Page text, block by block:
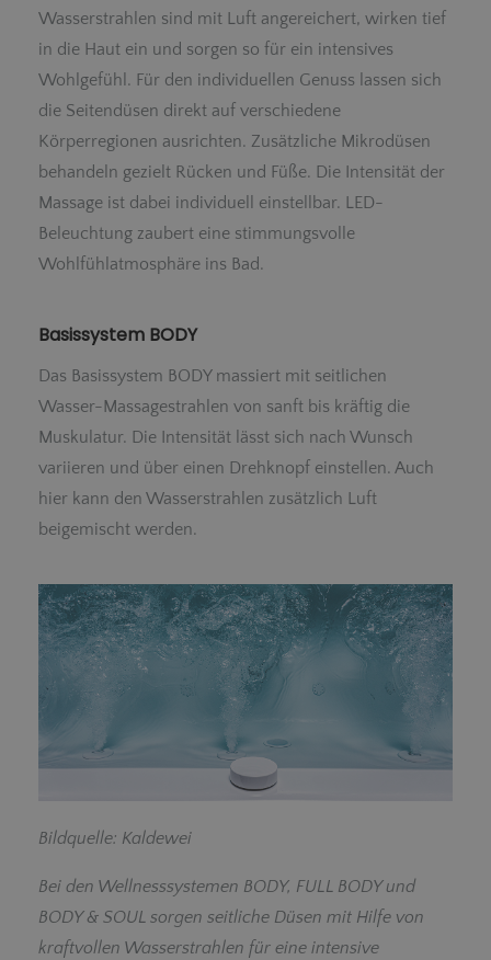
Wasserstrahlen sind mit Luft angereichert, wirken tief
in die Haut ein und sorgen so für ein intensives
Wohlgefühl. Für den individuellen Genuss lassen sich
die Seitendüsen direkt auf verschiedene
Körperregionen ausrichten. Zusätzliche Mikrodüsen
behandeln gezielt Rücken und Füße. Die Intensität der
Massage ist dabei individuell einstellbar. LED-
Beleuchtung zaubert eine stimmungsvolle
Wohlfühlatmosphäre ins Bad.
Basissystem BODY
Das Basissystem BODY massiert mit seitlichen
Wasser-Massagestrahlen von sanft bis kräftig die
Muskulatur. Die Intensität lässt sich nach Wunsch
variieren und über einen Drehknopf einstellen. Auch
hier kann den Wasserstrahlen zusätzlich Luft
beigemischt werden.
Bildquelle: Kaldewei
Bei den Wellnesssystemen BODY, FULL BODY und
BODY & SOUL sorgen seitliche Düsen mit Hilfe von
kraftvollen Wasserstrahlen für eine intensive